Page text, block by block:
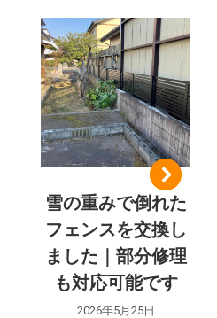
雪の重みで倒れた
フェンスを交換し
ました｜部分修理
も対応可能です
2026年5月25日